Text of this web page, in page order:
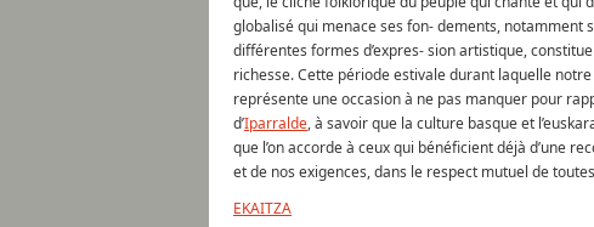
globalisé qui menace ses fon- dements, notamment
différentes formes d’expres- sion artistique,
richesse. Cette période estivale durant laquelle
représente une occasion à ne pas manquer pour
d’Iparralde, à savoir que la culture basque et
que l’on accorde à ceux qui bénéficient déjà d’une
et de nos exigences, dans le respect mutuel de
EKAITZA